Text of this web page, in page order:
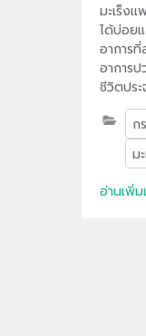
มะเร็ง
ได้บ่อยแ
อาการ
อาการ
ชีวิตประ
มักแพร่
เช่น มะ
ต่อมลูก
ก
ม
อ่านเพิ่ม